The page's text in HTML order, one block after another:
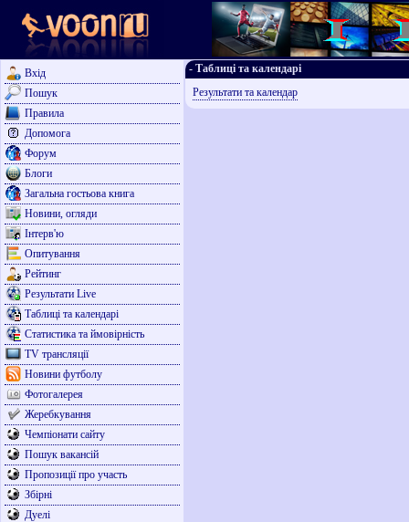
Вхід
Пошук
Правила
Допомога
Форум
Блоги
Загальна гостьова книга
Новини, огляди
Інтерв'ю
Опитування
Рейтинг
Результати Live
Таблиці та календарі
Статистика та ймовірність
TV трансляції
Новини футболу
Фотогалерея
Жеребкування
Чемпіонати сайту
Пошук вакансій
Пропозиції про участь
Збірні
Дуелі
- Таблиці та календарі
Результати та календар